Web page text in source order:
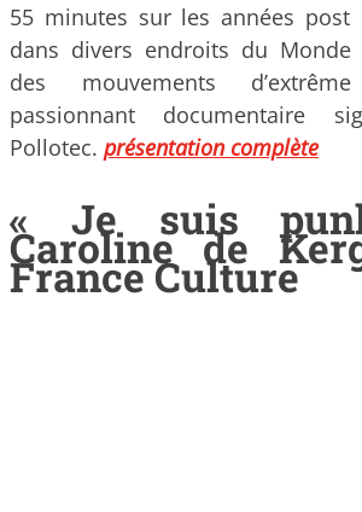
55 minutes sur les années
dans divers endroits du Monde
des mouvements
passionnant documentaire
Pollotec. présentation complète
« Je suis
Caroline de
France Culture